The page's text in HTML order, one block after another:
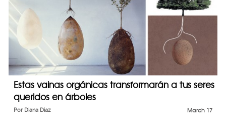
Estas vainas orgánicas transformarán a tus seres
queridos en árboles
March 17
Por Diana Diaz